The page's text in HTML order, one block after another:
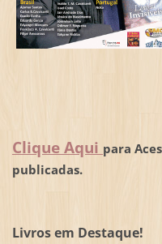
Clique Aqui para
publicadas.
Livros em Destaque!